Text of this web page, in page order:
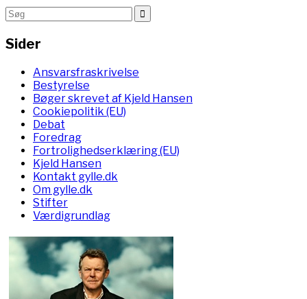
Sider
Ansvarsfraskrivelse
Bestyrelse
Bøger skrevet af Kjeld Hansen
Cookiepolitik (EU)
Debat
Foredrag
Fortrolighedserklæring (EU)
Kjeld Hansen
Kontakt gylle.dk
Om gylle.dk
Stifter
Værdigrundlag